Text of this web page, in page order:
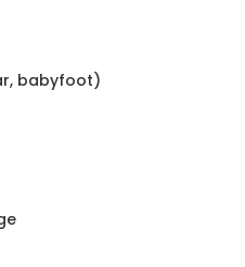
babyfoot)